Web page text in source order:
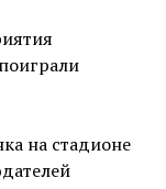
на стадионе